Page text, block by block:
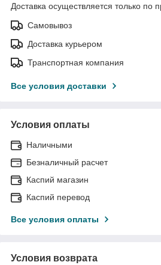
Доставка осуществляется только по
Самовывоз
Доставка курьером
Транспортная компания
Все условия доставки
Условия оплаты
Наличными
Безналичный расчет
Каспий магазин
Каспий перевод
Все условия оплаты
Условия возврата